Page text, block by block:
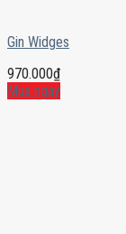
Gin Widges
970.000₫
Mua ngay